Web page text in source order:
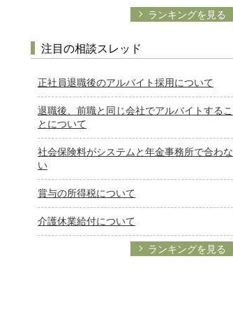
ランキングを見る
注目の相談スレッド
正社員退職後のアルバイト採用について
退職後、前職と同じ会社でアルバイトするこ
とについて
社会保険料がシステムと年金事務所で合わな
い
賞与の所得税について
介護休業給付について
ランキングを見る